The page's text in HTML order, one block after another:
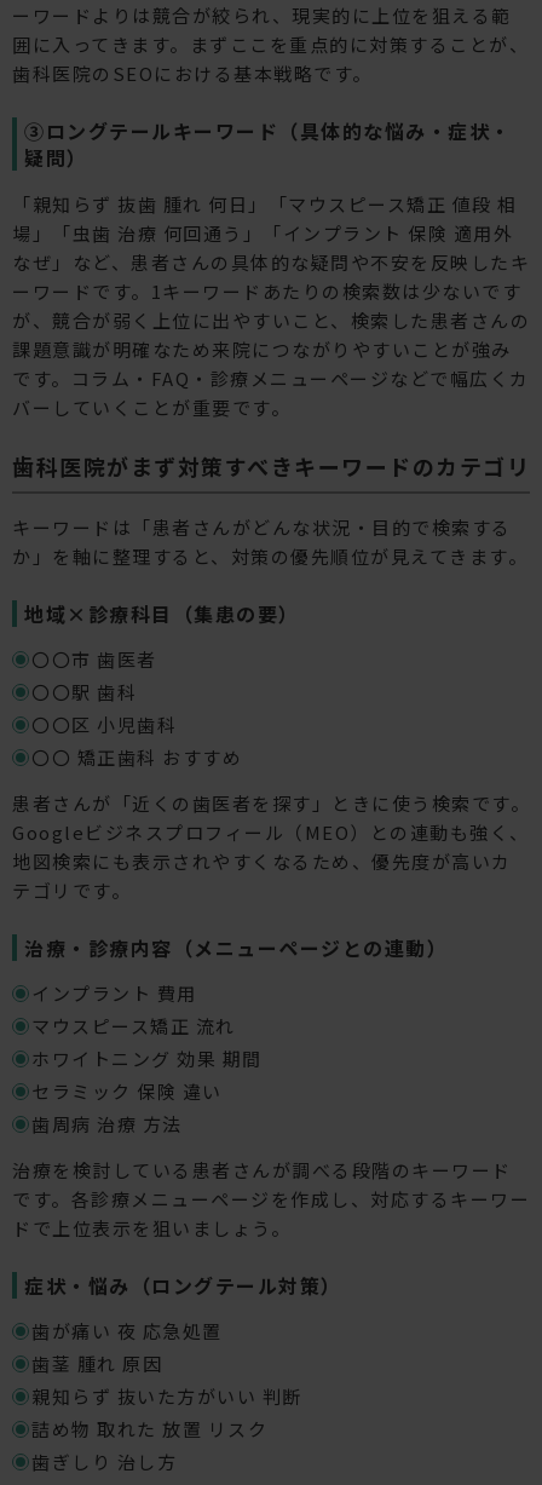
ーワードよりは競合が絞られ、現実的に上位を狙える範
囲に入ってきます。まずここを重点的に対策することが、
歯科医院のSEOにおける基本戦略です。
③ロングテールキーワード（具体的な悩み・症状・
疑問）
「親知らず 抜歯 腫れ 何日」「マウスピース矯正 値段 相
場」「虫歯 治療 何回通う」「インプラント 保険 適用外
なぜ」など、患者さんの具体的な疑問や不安を反映したキ
ーワードです。1キーワードあたりの検索数は少ないです
が、競合が弱く上位に出やすいこと、検索した患者さんの
課題意識が明確なため来院につながりやすいことが強み
です。コラム・FAQ・診療メニューページなどで幅広くカ
バーしていくことが重要です。
歯科医院がまず対策すべきキーワードのカテゴリ
キーワードは「患者さんがどんな状況・目的で検索する
か」を軸に整理すると、対策の優先順位が見えてきます。
地域×診療科目（集患の要）
〇〇市 歯医者
〇〇駅 歯科
〇〇区 小児歯科
〇〇 矯正歯科 おすすめ
患者さんが「近くの歯医者を探す」ときに使う検索です。
Googleビジネスプロフィール（MEO）との連動も強く、
地図検索にも表示されやすくなるため、優先度が高いカ
テゴリです。
治療・診療内容（メニューページとの連動）
インプラント 費用
マウスピース矯正 流れ
ホワイトニング 効果 期間
セラミック 保険 違い
歯周病 治療 方法
治療を検討している患者さんが調べる段階のキーワード
です。各診療メニューページを作成し、対応するキーワー
ドで上位表示を狙いましょう。
症状・悩み（ロングテール対策）
歯が痛い 夜 応急処置
歯茎 腫れ 原因
親知らず 抜いた方がいい 判断
詰め物 取れた 放置 リスク
歯ぎしり 治し方